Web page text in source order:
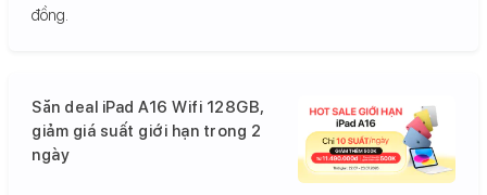
đồng.
Săn deal iPad A16 Wifi 128GB,
giảm giá suất giới hạn trong 2
ngày